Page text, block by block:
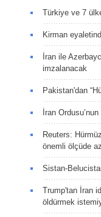
Türkiye ve 7
Kirman
İran ile
imzalanacak
Pakistan'dan
İran
Reuters:
önemli ölçüde
Sistan-
Trump'tan İran
öldürmek